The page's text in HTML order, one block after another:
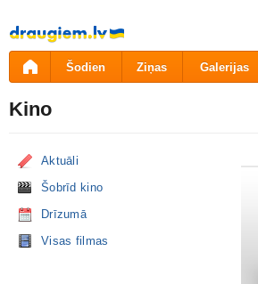
Pāriet
uz
saturu
Šodien Ziņas Galerijas
Kino
Aktuāli
Šobrīd kino
Drīzumā
Visas filmas